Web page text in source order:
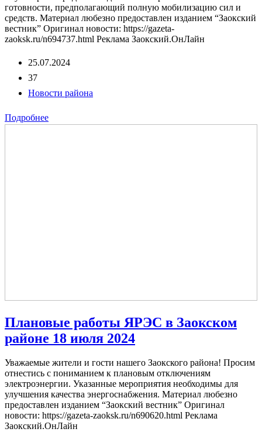
готовности, предполагающий полную мобилизацию сил и
средств. Материал любезно предоставлен изданием “Заокский
вестник” Оригинал новости: https://gazeta-
zaoksk.ru/n694737.html Реклама Заокский.ОнЛайн
25.07.2024
37
Новости района
Подробнее
Плановые работы ЯРЭС в Заокском
районе 18 июля 2024
Уважаемые жители и гости нашего Заокского района! Просим
отнестись с пониманием к плановым отключениям
электроэнергии. Указанные мероприятия необходимы для
улучшения качества энергоснабжения. Материал любезно
предоставлен изданием “Заокский вестник” Оригинал
новости: https://gazeta-zaoksk.ru/n690620.html Реклама
Заокский.ОнЛайн